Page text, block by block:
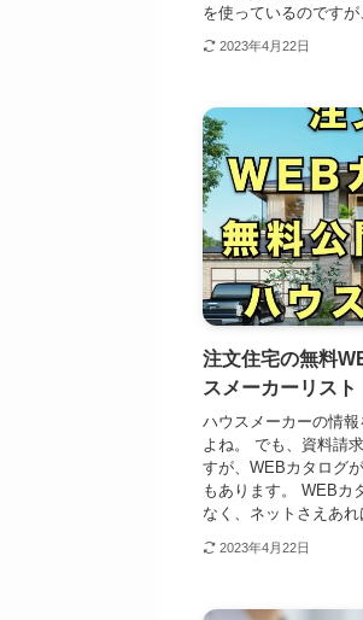
を使っているのですが
2023年4月22日
注文住宅の無料
スメーカーリスト
ハウスメーカーの情
よね。 でも、資料請
すが、WEBカタログ
もあります。 WEBカ
なく、ネットさえあ
2023年4月22日